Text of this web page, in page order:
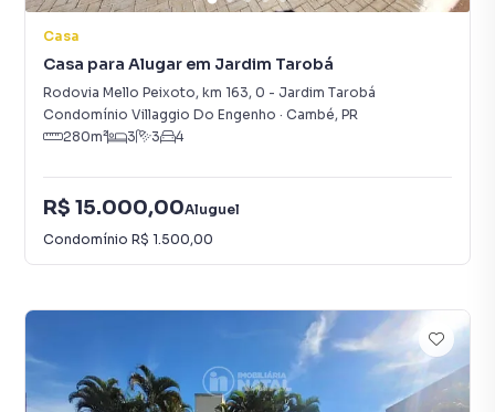
Casa
Casa para Alugar em Jardim Tarobá
Rodovia Mello Peixoto, km 163, 0 - Jardim Tarobá
Condomínio Villaggio Do Engenho · Cambé, PR
280m² 3 3 4
R$ 15.000,00Aluguel
Condomínio R$ 1.500,00